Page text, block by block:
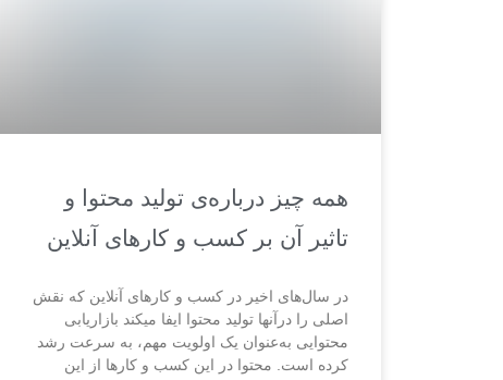
همه چیز درباره‌ی تولید محتوا و
تاثیر آن بر کسب و کارهای آنلاین
در سال­‌های اخیر در کسب و کارهای آنلاین که نقش
اصلی را درآن­ها تولید محتوا ایفا می­کند بازاریابی
محتوایی به‌­عنوان یک اولویت مهم، به سرعت رشد
کرده است. محتوا در این کسب و کارها از این